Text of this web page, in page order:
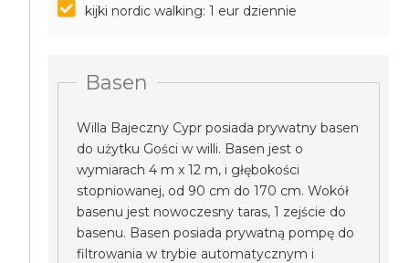
kijki nordic walking: 1 eur dziennie
Basen
Willa Bajeczny Cypr posiada prywatny basen
do użytku Gości w willi. Basen jest o
wymiarach 4 m x 12 m, i głębokości
stopniowanej, od 90 cm do 170 cm. Wokół
basenu jest nowoczesny taras, 1 zejście do
basenu. Basen posiada prywatną pompę do
filtrowania w trybie automatycznym i